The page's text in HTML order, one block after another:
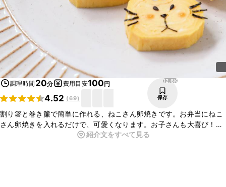
調理時間 20分 費用目安100円
4.52 (69)
12.6K
保存
割り箸と巻き簾で簡単に作れる、ねこさん卵焼きです。お弁当にねこ
さん卵焼きを入れるだけで、可愛くなります。お子さんも大喜び！味
付けはお好みで、塩気を強くしたり、甘みを強くしてお召し上がりく
紹介文をすべて見る